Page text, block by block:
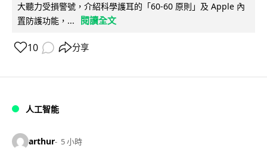
大聽力受損警號，介紹科學護耳的「60-60 原則」及 Apple 內
置防護功能，...
閱讀全文
10 分享
人工智能
arthur 5 小時